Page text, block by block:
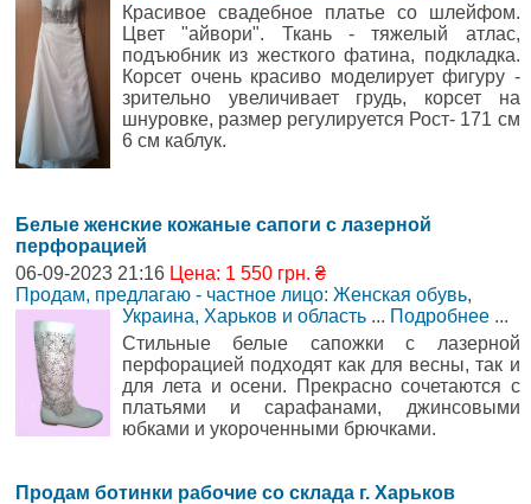
Красивое свадебное платье со шлейфом.
Цвет "айвори". Ткань - тяжелый атлас,
подъюбник из жесткого фатина, подкладка.
Корсет очень красиво моделирует фигуру -
зрительно увеличивает грудь, корсет на
шнуровке, размер регулируется Рост- 171 см
6 см каблук.
Белые женские кожаные сапоги с лазерной
перфорацией
06-09-2023 21:16 Цена: 1 550 грн. ₴
Продам, предлагаю - частное лицо: Женская обувь,
Украина, Харьков и область ... Подробнее ...
Стильные белые сапожки с лазерной
перфорацией подходят как для весны, так и
для лета и осени. Прекрасно сочетаются с
платьями и сарафанами, джинсовыми
юбками и укороченными брючками.
Продам ботинки рабочие со склада г. Харьков